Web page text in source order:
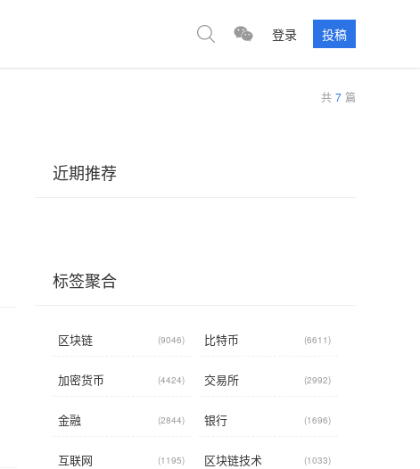
登录 投稿
共 7 篇
近期推荐
标签聚合
区块链 (9046) 比特币 (6611)
加密货币 (4424) 交易所 (2992)
金融 (2844) 银行 (1696)
互联网 (1195) 区块链技术 (1033)